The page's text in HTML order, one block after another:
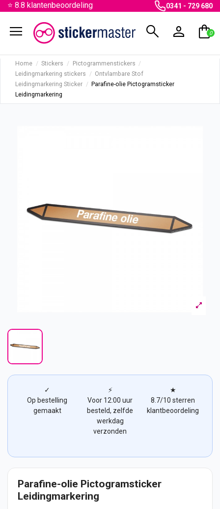
⭐ 8.8 klantenbeoordeling 0341 - 729 680
menu search person shopping_bag
0
Home Stickers
Pictogrammenstickers
Leidingmarkering stickers
Ontvlambare Stof
Leidingmarkering Sticker
Parafine-olie Pictogramsticker
Leidingmarkering
✓
Op bestelling
gemaakt
⚡
Voor 12:00 uur
besteld, zelfde
werkdag
verzonden
★
8.7/10 sterren
klantbeoordeling
Parafine-olie Pictogramsticker
Leidingmarkering